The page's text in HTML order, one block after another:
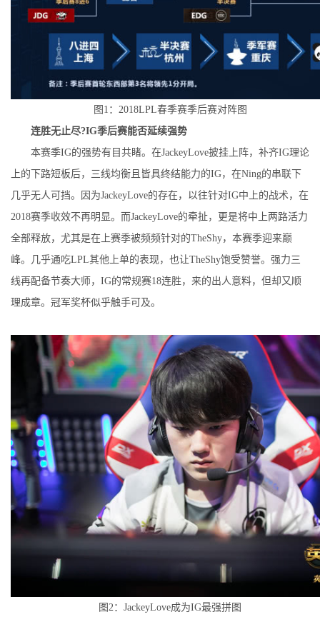
图1：2018LPL春季赛季后赛对阵图
连胜无止尽?IG季后赛能否延续强势
本赛季IG的强势有目共睹。在JackeyLove披挂上阵，补齐IG理论
上的下路短板后，三线均衡且皆具终结能力的IG，在Ning的串联下
几乎无人可挡。因为JackeyLove的存在，以往针对IG中上的战术，在
2018赛季收效不再明显。而JackeyLove的牵扯，更是将中上两路活力
全部释放，尤其是在上赛季被频频针对的TheShy，本赛季迎来巅
峰。几乎通吃LPL其他上单的表现，也让TheShy饱受赞誉。强力三
线再配备节奏大师，IG的常规赛18连胜，来的出人意料，但却又顺
理成章。冠军奖杯似乎触手可及。
图2：JackeyLove成为IG最强拼图